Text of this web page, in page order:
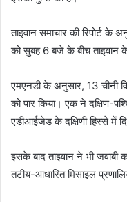
ताइवान समाचार की रिपोर्ट
को सुबह 6 बजे के बीच ताइवान
एमएनडी के अनुसार, 13 चीनी
को पार किया। एक ने दक्षिण-
एडीआईजेड के दक्षिणी हिस्से में
इसके बाद ताइवान ने भी जवाबी
तटीय-आधारित मिसाइल